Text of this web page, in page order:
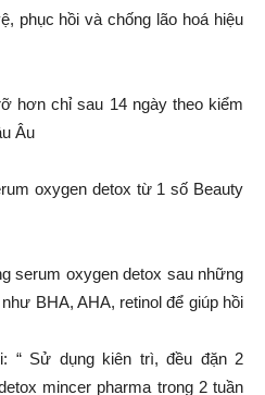
phục hồi và chống lão hoá hiệu
hơn chỉ sau 14 ngày theo kiểm
Âu
oxygen detox từ 1 số Beauty
serum oxygen detox sau những
BHA, AHA, retinol để giúp hồi
“ Sử dụng kiên trì, đều đặn 2
mincer pharma trong 2 tuần